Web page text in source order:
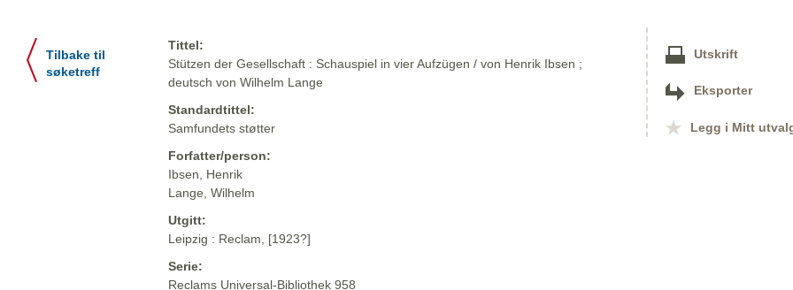
Tilbake til
søketreff
Tittel:
Stützen der Gesellschaft : Schauspiel in vier Aufzügen / von Henrik Ibsen ;
deutsch von Wilhelm Lange
Standardtittel:
Samfundets støtter
Forfatter/person:
Ibsen, Henrik
Lange, Wilhelm
Utgitt:
Leipzig : Reclam, [1923?]
Serie:
Reclams Universal-Bibliothek 958
Utskrift
Eksporter
Legg i Mitt